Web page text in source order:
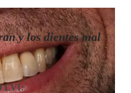
y los dientes mal
LVI: